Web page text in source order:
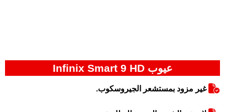
عيوب Infinix Smart 9 HD
غير مزود بمستشعر الجيروسكوب.